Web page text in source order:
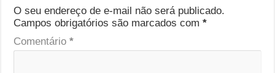
O seu endereço de e-mail não será publicado.
Campos obrigatórios são marcados com*
Comentário*